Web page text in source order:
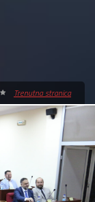
Trenutna stranica